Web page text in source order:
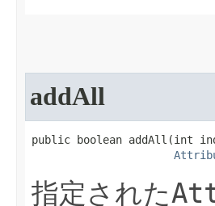
addAll
public boolean addAll​(int
指定された